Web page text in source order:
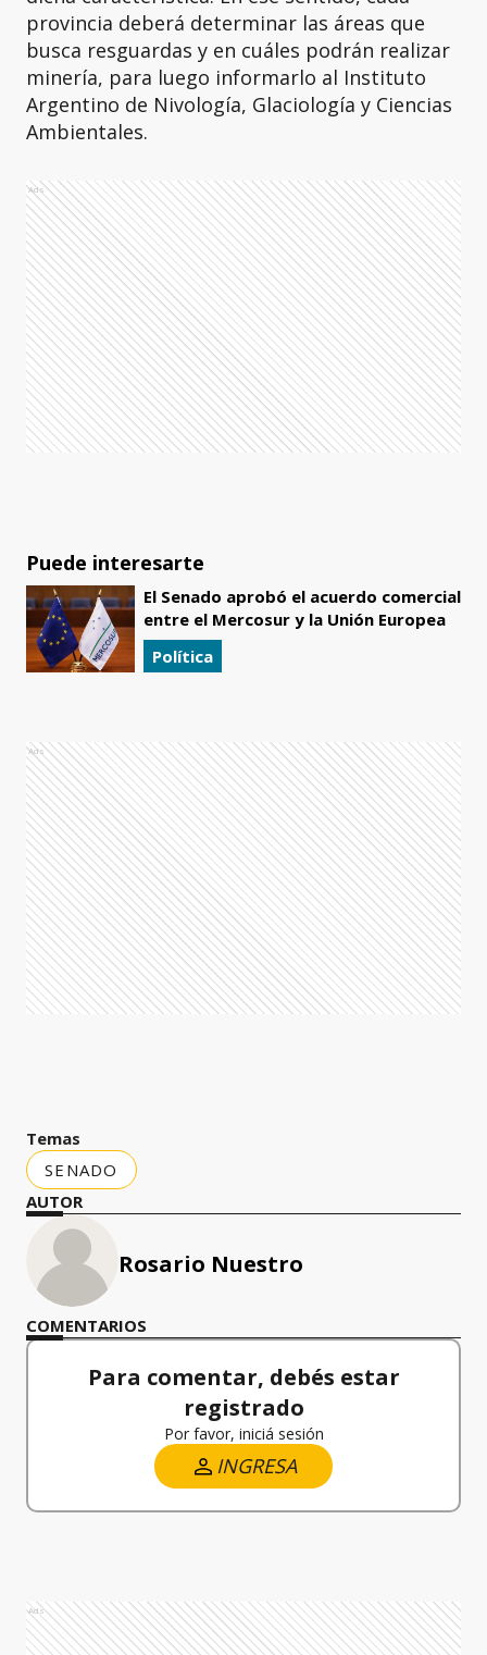
provincia deberá determinar las áreas que
busca resguardas y en cuáles podrán realizar
minería, para luego informarlo al Instituto
Argentino de Nivología, Glaciología y Ciencias
Ambientales.
Ads
Puede interesarte
El Senado aprobó el acuerdo comercial
entre el Mercosur y la Unión Europea
Política
Ads
Temas
SENADO
AUTOR
Rosario Nuestro
COMENTARIOS
Para comentar, debés estar
registrado
Por favor, iniciá sesión
INGRESA
Ads